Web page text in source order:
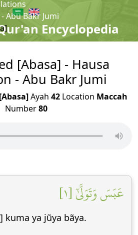
Encyclopedia
Abu Bakr Jumi
[Abasa] - Hausa
- Abu Bakr Jumi
Ayah 42Location Maccah
Number80
عَبَسَ وَتَوَلَّىٰٓ [١]
kuma ya jũya bãya.